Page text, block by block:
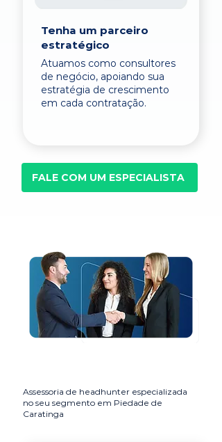
Tenha um parceiro
estratégico
Atuamos como consultores
de negócio, apoiando sua
estratégia de crescimento
em cada contratação.
FALE COM UM ESPECIALISTA
Assessoria de headhunter especializada
no seu segmento em Piedade de
Caratinga